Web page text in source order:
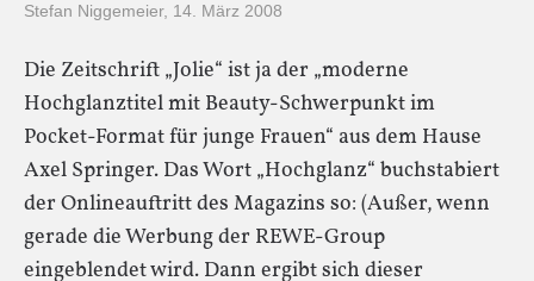
Stefan Niggemeier, 14. März 2008
Die Zeitschrift „Jolie“ ist ja der „moderne
Hochglanztitel mit Beauty-Schwerpunkt im
Pocket-Format für junge Frauen“ aus dem Hause
Axel Springer. Das Wort „Hochglanz“ buchstabiert
der Onlineauftritt des Magazins so: (Außer, wenn
gerade die Werbung der REWE-Group
eingeblendet wird. Dann ergibt sich dieser